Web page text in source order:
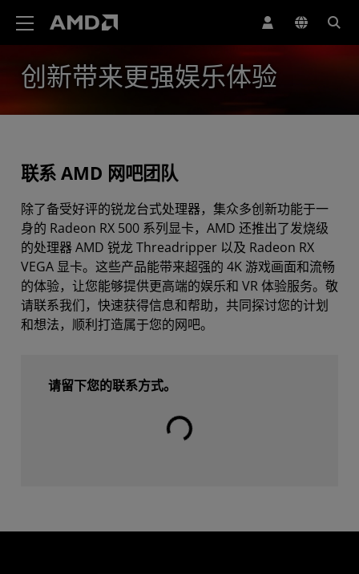
创新带来更强娱乐体验
联系 AMD 网吧团队
除了备受好评的锐龙台式处理器，集众多创新功能于一
身的 Radeon RX 500 系列显卡，AMD 还推出了发烧级
的处理器 AMD 锐龙 Threadripper 以及 Radeon RX
VEGA 显卡。这些产品能带来超强的 4K 游戏画面和流畅
的体验，让您能够提供更高端的娱乐和 VR 体验服务。敬
请联系我们，快速获得信息和帮助，共同探讨您的计划
和想法​，顺利打造属于您的网吧。
请留下您的联系方式。
载入中⋯⋯